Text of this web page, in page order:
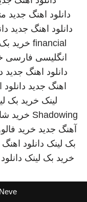
دانلود اهنگ جدید
دانلود اهنگ جدید
financial خرید
انگلیسی فارسی
دانلود اهنگ جدید
اهنگ جدید
لینک خرید بک
Shadowing خرید
آهنگ جدید خرید
بک لینک دانلود
خرید بک لینک
Neve